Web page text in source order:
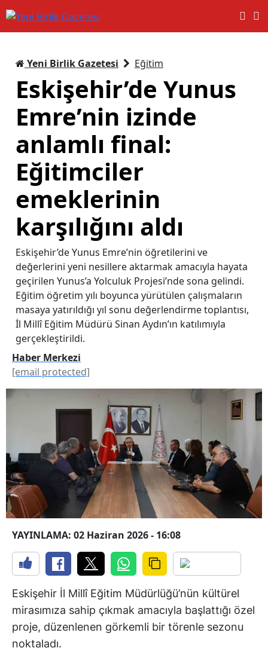
Yeni Birlik Gazetesi Eğitim
Eskişehir’de Yunus
Emre’nin izinde
anlamlı final:
Eğitimciler
emeklerinin
karşılığını aldı
Eskişehir’de Yunus Emre’nin öğretilerini ve
değerlerini yeni nesillere aktarmak amacıyla hayata
geçirilen Yunus’a Yolculuk Projesi’nde sona gelindi.
Eğitim öğretim yılı boyunca yürütülen çalışmaların
masaya yatırıldığı yıl sonu değerlendirme toplantısı,
İl Millî Eğitim Müdürü Sinan Aydın’ın katılımıyla
gerçekleştirildi.
Haber Merkezi
[email protected]
YAYINLAMA: 02 Haziran 2026 - 16:08
Eskişehir İl Millî Eğitim Müdürlüğü’nün kültürel
mirasımıza sahip çıkmak amacıyla başlattığı özel
proje, düzenlenen görkemli bir törenle sezonu
noktaladı.